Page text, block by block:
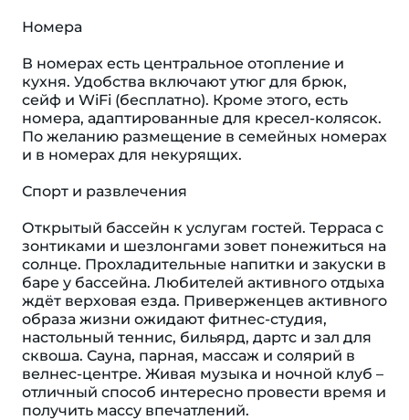
Номера
В номерах есть центральное отопление и
кухня. Удобства включают утюг для брюк,
сейф и WiFi (бесплатно). Кроме этого, есть
номера, адаптированные для кресел-колясок.
По желанию размещение в семейных номерах
и в номерах для некурящих.
Спорт и развлечения
Открытый бассейн к услугам гостей. Терраса с
зонтиками и шезлонгами зовет понежиться на
солнце. Прохладительные напитки и закуски в
баре у бассейна. Любителей активного отдыха
ждёт верховая езда. Приверженцев активного
образа жизни ожидают фитнес-студия,
настольный теннис, бильярд, дартс и зал для
сквоша. Сауна, парная, массаж и солярий в
велнес-центре. Живая музыка и ночной клуб –
отличный способ интересно провести время и
получить массу впечатлений.